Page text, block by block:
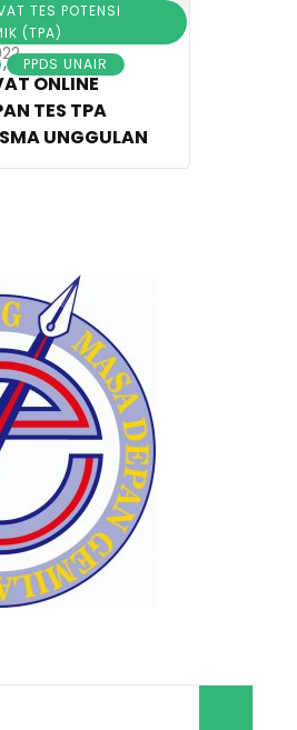
TES POTENSI
(TPA)
, PPDS UNAIR
ONLINE
TES TPA
UNGGULAN